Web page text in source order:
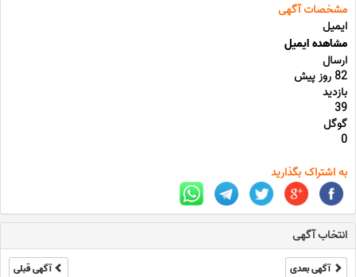
مشخصات آگهی
ایمیل
مشاهده ایمیل
ارسال
82 روز پیش
بازدید
39
گوگل
0
به اشتراک بگذارید
انتخاب آگهی
آگهی بعدی آگهی قبلی